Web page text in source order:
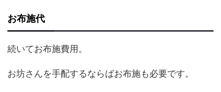
お布施代
続いてお布施費用。
お坊さんを手配するならばお布施も必要です。